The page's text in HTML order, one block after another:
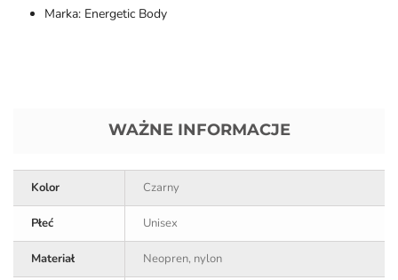
Marka: Energetic Body
WAŻNE INFORMACJE
Kolor Czarny
Płeć Unisex
Materiał Neopren, nylon